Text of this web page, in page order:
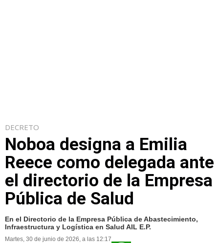
DECRETO
Noboa designa a Emilia
Reece como delegada ante
el directorio de la Empresa
Pública de Salud
En el Directorio de la Empresa Pública de Abastecimiento,
Infraestructura y Logística en Salud AIL E.P.
Martes, 30 de junio de 2026, a las 12:17